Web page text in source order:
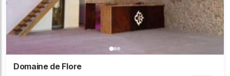
Domaine de Flore